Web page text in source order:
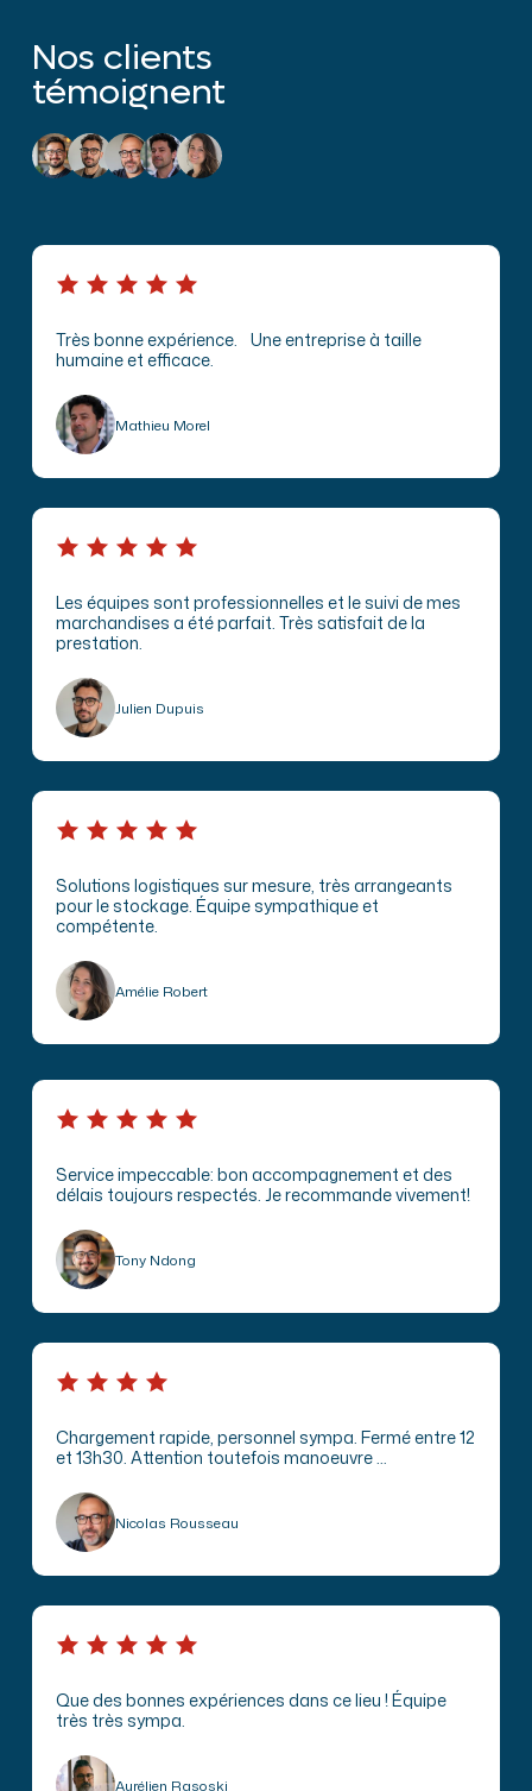
Nos clients
témoignent
Très bonne expérience. Une entreprise à taille
humaine et efficace.
Mathieu Morel
Les équipes sont professionnelles et le suivi de mes
marchandises a été parfait. Très satisfait de la
prestation.
Julien Dupuis
Solutions logistiques sur mesure, très arrangeants
pour le stockage. Équipe sympathique et
compétente.
Amélie Robert
Service impeccable: bon accompagnement et des
délais toujours respectés. Je recommande vivement!
Tony Ndong
Chargement rapide, personnel sympa. Fermé entre 12
et 13h30. Attention toutefois manoeuvre …
Nicolas Rousseau
Que des bonnes expériences dans ce lieu ! Équipe
très très sympa.
Aurélien Rasoski